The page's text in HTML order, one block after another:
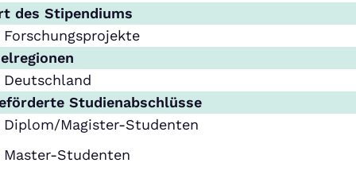
des Stipendiums
Forschungsprojekte
Deutschland
Studienabschlüsse
Diplom/Magister-Studenten
Master-Studenten